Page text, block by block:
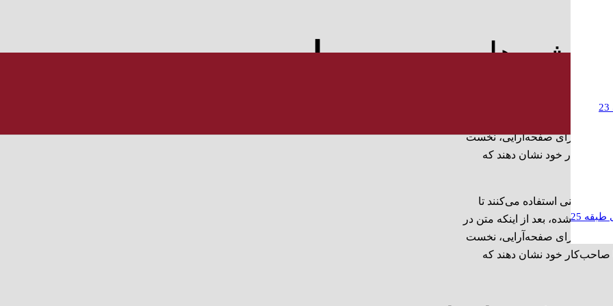
25
پروژه های محبوبما
بی‌معنی استفاده می‌کنند تا
شده، بعد از اینکه متن در
گرافیک برای صفحه‌آرایی، نخست
صاحب‌کار خود نشان دهند که
بی‌معنی استفاده می‌کنند تا
شده، بعد از اینکه متن در
گرافیک برای صفحه‌آرایی، نخست
صاحب‌کار خود نشان دهند که